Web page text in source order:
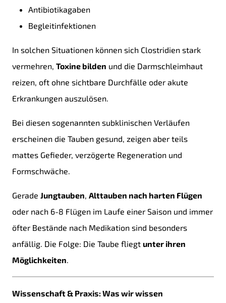
Antibiotikagaben
Begleitinfektionen
In solchen Situationen können sich Clostridien stark
vermehren, Toxine bilden und die Darmschleimhaut
reizen, oft ohne sichtbare Durchfälle oder akute
Erkrankungen auszulösen.
Bei diesen sogenannten subklinischen Verläufen
erscheinen die Tauben gesund, zeigen aber teils
mattes Gefieder, verzögerte Regeneration und
Formschwäche.
Gerade Jungtauben, Alttauben nach harten Flügen
oder nach 6-8 Flügen im Laufe einer Saison und immer
öfter Bestände nach Medikation sind besonders
anfällig. Die Folge: Die Taube fliegt unter ihren
Möglichkeiten.
Wissenschaft & Praxis: Was wir wissen